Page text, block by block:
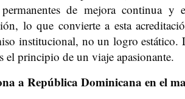
de mejora continua y
lo que convierte a esta
institucional, no un logro estático.
el principio de un viaje apasionante.
a República Dominicana en el